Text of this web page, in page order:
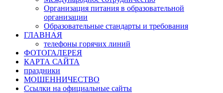
Организация питания в образовательной
организации
Образовательные стандарты и требования
ГЛАВНАЯ
телефоны горячих линий
ФОТОГАЛЕРЕЯ
КАРТА САЙТА
праздники
МОШЕННИЧЕСТВО
Ссылки на официальные сайты